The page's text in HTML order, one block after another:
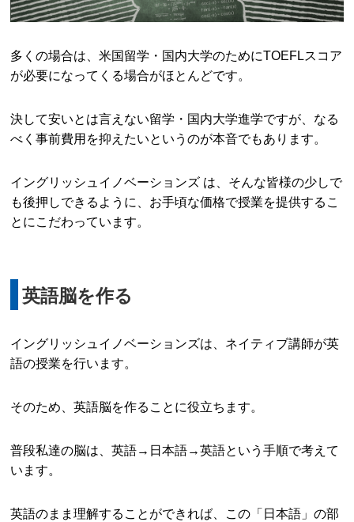
多くの場合は、米国留学・国内大学のためにTOEFLスコア
が必要になってくる場合がほとんどです。
決して安いとは言えない留学・国内大学進学ですが、なる
べく事前費用を抑えたいというのが本音でもあります。
イングリッシュイノベーションズ は、そんな皆様の少しで
も後押しできるように、お手頃な価格で授業を提供するこ
とにこだわっています。
英語脳を作る
イングリッシュイノベーションズは、ネイティブ講師が英
語の授業を行います。
そのため、英語脳を作ることに役立ちます。
普段私達の脳は、英語→日本語→英語という手順で考えて
います。
英語のまま理解することができれば、この「日本語」の部